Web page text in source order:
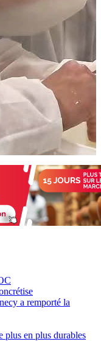
a remporté la
plus en plus durables